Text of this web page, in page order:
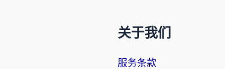
关于我们
服务条款